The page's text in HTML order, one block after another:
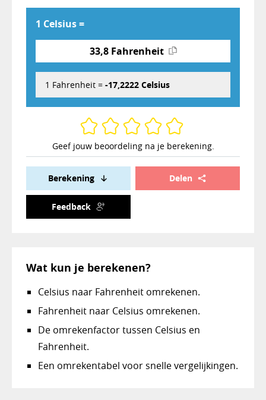
1 Celsius =
33,8 Fahrenheit
1 Fahrenheit = -17,2222 Celsius
Geef jouw beoordeling na je berekening.
Berekening Delen
Feedback
Wat kun je berekenen?
Celsius naar Fahrenheit omrekenen.
Fahrenheit naar Celsius omrekenen.
De omrekenfactor tussen Celsius en
Fahrenheit.
Een omrekentabel voor snelle vergelijkingen.